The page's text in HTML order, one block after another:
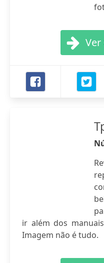
Ver
ir além dos
Imagem não é tudo.